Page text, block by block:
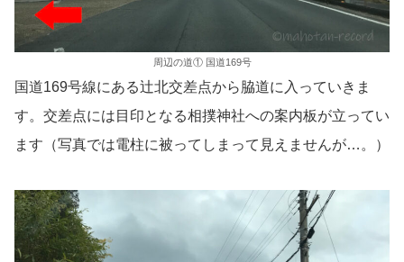
周辺の道① 国道169号
国道169号線にある辻北交差点から脇道に入っていきま
す。交差点には目印となる相撲神社への案内板が立ってい
ます（写真では電柱に被ってしまって見えませんが…。）